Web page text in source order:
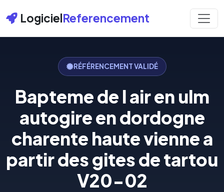
LogicielReferencement
RÉFÉRENCEMENT VALIDÉ
Bapteme de l air en ulm
autogire en dordogne
charente haute vienne a
partir des gites de tartou
V20-02